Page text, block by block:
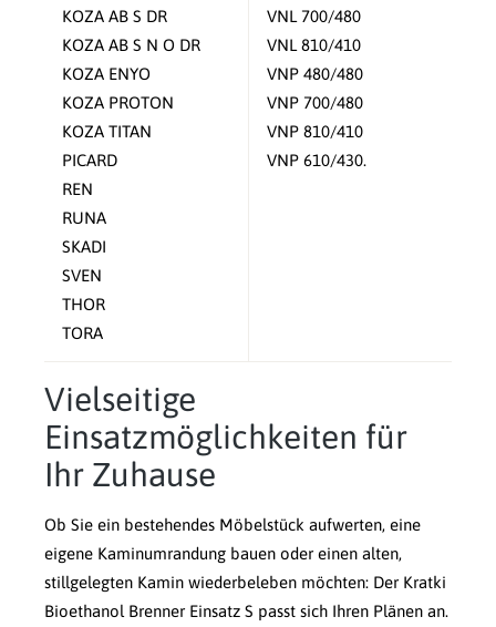
KOZA AB S DR
KOZA AB S N O DR
KOZA ENYO
KOZA PROTON
KOZA TITAN
PICARD
REN
RUNA
SKADI
SVEN
THOR
TORA
VNL 700/480
VNL 810/410
VNP 480/480
VNP 700/480
VNP 810/410
VNP 610/430.
Vielseitige
Einsatzmöglichkeiten für
Ihr Zuhause
Ob Sie ein bestehendes Möbelstück aufwerten, eine
eigene Kaminumrandung bauen oder einen alten,
stillgelegten Kamin wiederbeleben möchten: Der Kratki
Bioethanol Brenner Einsatz S passt sich Ihren Plänen an.